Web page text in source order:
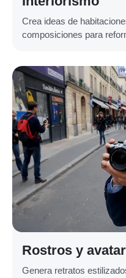
Crea ideas de
composiciones para
Rostros y
Genera retratos